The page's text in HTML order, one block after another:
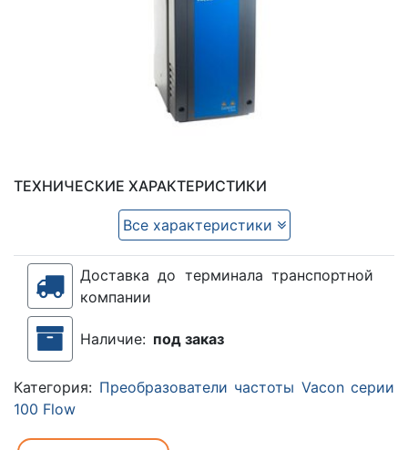
ТЕХНИЧЕСКИЕ ХАРАКТЕРИСТИКИ
Все характеристики
Доставка до терминала транспортной
компании
Наличие: под заказ
Категория: Преобразователи частоты Vacon серии
100 Flow